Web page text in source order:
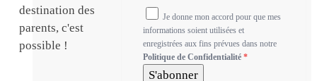
destination des
parents, c'est
possible !
Je donne mon accord pour que mes
informations soient utilisées et
enregistrées aux fins prévues dans notre
Politique de Confidentialité *
S'abonner